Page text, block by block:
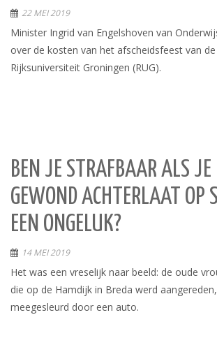
22 MEI 2019
Minister Ingrid van Engelshoven van
over de kosten van het afscheidsfeest van
Rijksuniversiteit Groningen (RUG).
BEN JE STRAFBAAR ALS
GEWOND ACHTERLAAT OP
EEN ONGELUK?
14 MEI 2019
Het was een vreselijk naar beeld: de oude
die op de Hamdijk in Breda werd
meegesleurd door een auto.